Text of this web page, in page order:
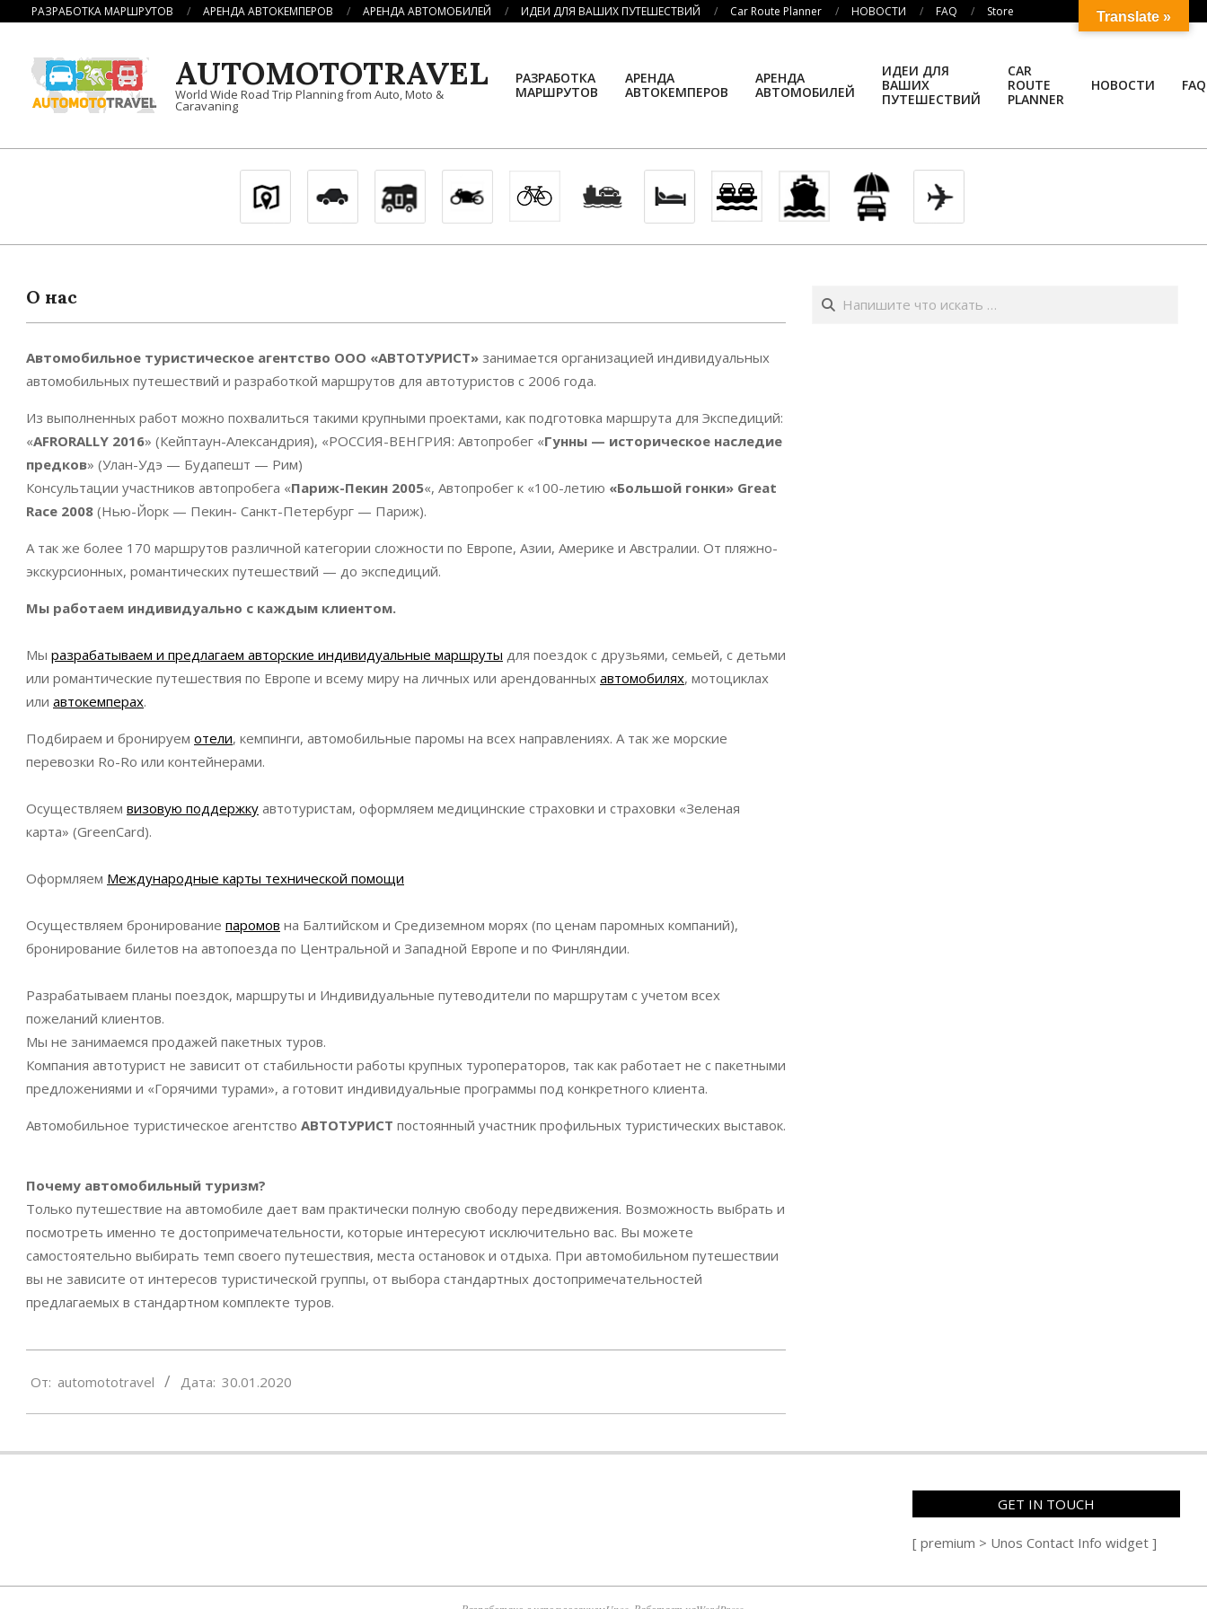
Перейти
содержимому
РАЗРАБОТКА МАРШРУТОВ АРЕНДА АВТОКЕМПЕРОВ АРЕНДА АВТОМОБИЛЕЙ ИДЕИ ДЛЯ ВАШИХ ПУТЕШЕСТВИЙ Car Route Planner НОВОСТИ FAQ Store
AUTOMOTOTRAVEL
World Wide Road Trip Planning from Auto, Moto &
Caravaning
РАЗРАБОТКА
МАРШРУТОВ
АРЕНДА
АВТОКЕМПЕРОВ
АРЕНДА
АВТОМОБИЛЕЙ
ИДЕИ ДЛЯ
ВАШИХ
ПУТЕШЕСТВИЙ
CAR
ROUTE
PLANNER
НОВОСТИ FAQ
О нас
Автомобильное туристическое агентство ООО «АВТОТУРИСТ» занимается организацией индивидуальных
автомобильных путешествий и разработкой маршрутов для автотуристов с 2006 года.
Из выполненных работ можно похвалиться такими крупными проектами, как подготовка маршрута для Экспедиций:
«AFRORALLY 2016» (Кейптаун-Александрия), «РОССИЯ-ВЕНГРИЯ: Автопробег «Гунны — историческое наследие
предков» (Улан-Удэ — Будапешт — Рим)
Консультации участников автопробега «Париж-Пекин 2005«, Автопробег к «100-летию «Большой гонки» Great
Race 2008 (Нью-Йорк — Пекин- Санкт-Петербург — Париж).
А так же более 170 маршрутов различной категории сложности по Европе, Азии, Америке и Австралии. От пляжно-
экскурсионных, романтических путешествий — до экспедиций.
Мы работаем индивидуально с каждым клиентом.
Мы разрабатываем и предлагаем авторские индивидуальные маршруты для поездок с друзьями, семьей, с детьми
или романтические путешествия по Европе и всему миру на личных или арендованных автомобилях, мотоциклах
или автокемперах.
Подбираем и бронируем отели, кемпинги, автомобильные паромы на всех направлениях. А так же морские
перевозки Ro-Ro или контейнерами.
Осуществляем визовую поддержку автотуристам, оформляем медицинские страховки и страховки «Зеленая
карта» (GreenCard).
Оформляем Международные карты технической помощи
Осуществляем бронирование паромов на Балтийском и Средиземном морях (по ценам паромных компаний),
бронирование билетов на автопоезда по Центральной и Западной Европе и по Финляндии.
Разрабатываем планы поездок, маршруты и Индивидуальные путеводители по маршрутам с учетом всех
пожеланий клиентов.
Мы не занимаемся продажей пакетных туров.
Компания автотурист не зависит от стабильности работы крупных туроператоров, так как работает не с пакетными
предложениями и «Горячими турами», а готовит индивидуальные программы под конкретного клиента.
Автомобильное туристическое агентство АВТОТУРИСТ постоянный участник профильных туристических выставок.
Почему автомобильный туризм?
Только путешествие на автомобиле дает вам практически полную свободу передвижения. Возможность выбрать и
посмотреть именно те достопримечательности, которые интересуют исключительно вас. Вы можете
самостоятельно выбирать темп своего путешествия, места остановок и отдыха. При автомобильном путешествии
вы не зависите от интересов туристической группы, от выбора стандартных достопримечательностей
предлагаемых в стандартном комплекте туров.
01-
От: automototravel Дата: 30.01.2020
Поиск
GET IN TOUCH
[ premium > Unos Contact Info widget ]
Translate »